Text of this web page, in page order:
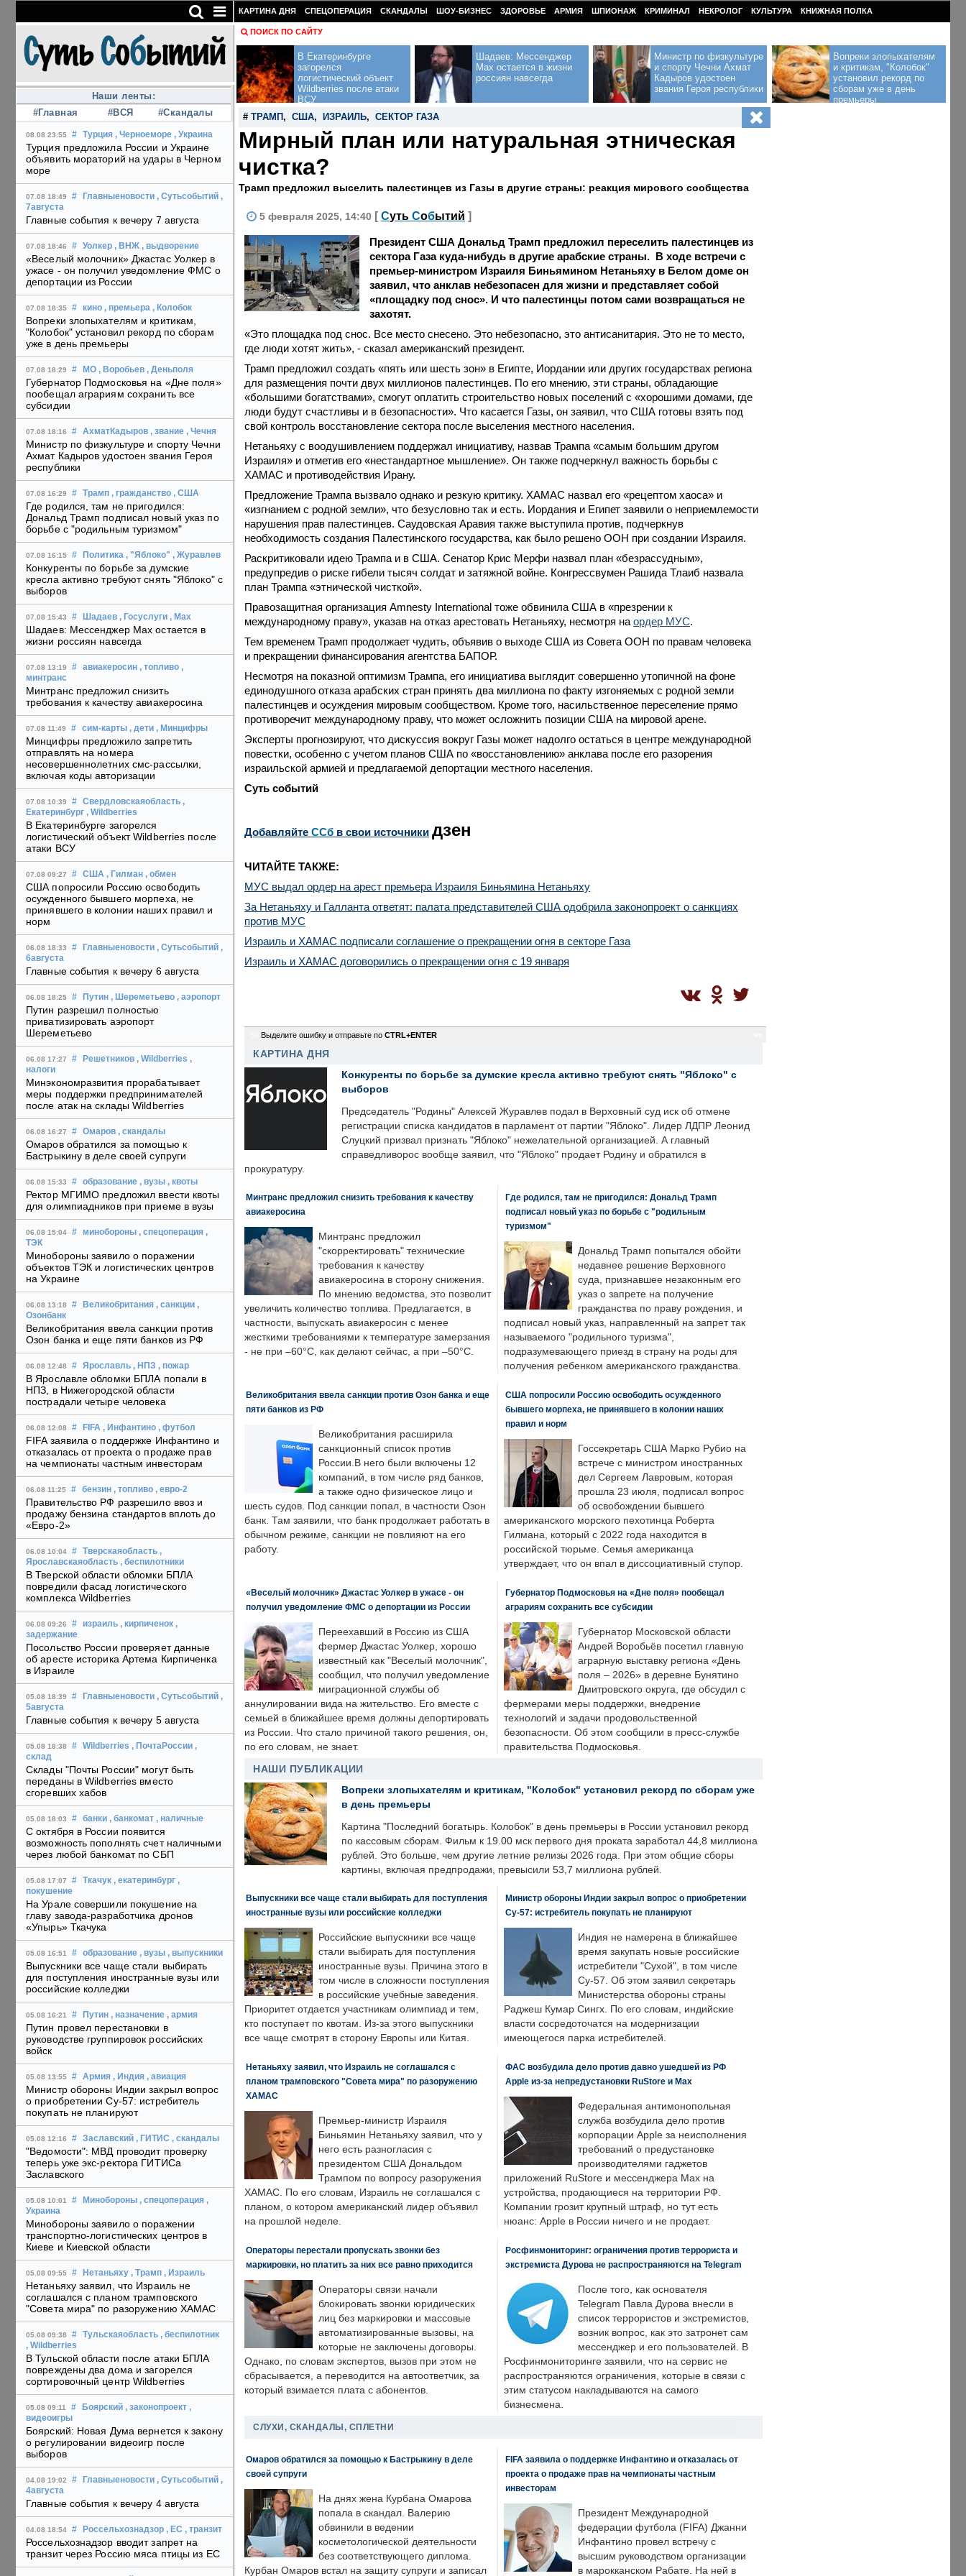
Наши ленты:
#Главная
#ВСЯ #Скандалы
08.08 23:55 # Турция , Черноеморе , Украина
Турция предложила России и Украине
объявить мораторий на удары в Черном
море
07.08 18:49 # Главныеновости , Сутьсобытий ,
7августа
Главные события к вечеру 7 августа
07.08 18:46 # Уолкер , ВНЖ , выдворение
«Веселый молочник» Джастас Уолкер в
ужасе - он получил уведомление ФМС о
депортации из России
07.08 18:35 # кино , премьера , Колобок
Вопреки злопыхателям и критикам,
"Колобок" установил рекорд по сборам
уже в день премьеры
07.08 18:29 # МО , Воробьев , Деньполя
Губернатор Подмосковья на «Дне поля»
пообещал аграриям сохранить все
субсидии
07.08 18:16 # АхматКадыров , звание , Чечня
Министр по физкультуре и спорту Чечни
Ахмат Кадыров удостоен звания Героя
республики
07.08 16:29 # Трамп , гражданство , США
Где родился, там не пригодился:
Дональд Трамп подписал новый указ по
борьбе с "родильным туризмом"
07.08 16:15 # Политика , "Яблоко" , Журавлев
Конкуренты по борьбе за думские
кресла активно требуют снять "Яблоко" с
выборов
07.08 15:43 # Шадаев , Госуслуги , Max
Шадаев: Мессенджер Max остается в
жизни россиян навсегда
07.08 13:19 # авиакеросин , топливо ,
минтранс
Минтранс предложил снизить
требования к качеству авиакеросина
07.08 11:49 # сим-карты , дети , Минцифры
Минцифры предложило запретить
отправлять на номера
несовершеннолетних смс-рассылки,
включая коды авторизации
07.08 10:39 # Свердловскаяобласть ,
Екатеринбург , Wildberries
В Екатеринбурге загорелся
логистический объект Wildberries после
атаки ВСУ
07.08 09:27 # США , Гилман , обмен
США попросили Россию освободить
осужденного бывшего морпеха, не
принявшего в колонии наших правил и
норм
06.08 18:33 # Главныеновости , Сутьсобытий ,
6августа
Главные события к вечеру 6 августа
06.08 18:25 # Путин , Шереметьево , аэропорт
Путин разрешил полностью
приватизировать аэропорт
Шереметьево
06.08 17:27 # Решетников , Wildberries ,
налоги
Минэкономразвития прорабатывает
меры поддержки предпринимателей
после атак на склады Wildberries
06.08 16:27 # Омаров , скандалы
Омаров обратился за помощью к
Бастрыкину в деле своей супруги
06.08 15:33 # образование , вузы , квоты
Ректор МГИМО предложил ввести квоты
для олимпиадников при приеме в вузы
06.08 15:04 # минобороны , спецоперация ,
ТЭК
Минобороны заявило о поражении
объектов ТЭК и логистических центров
на Украине
06.08 13:18 # Великобритания , санкции ,
Озонбанк
Великобритания ввела санкции против
Озон банка и еще пяти банков из РФ
06.08 12:48 # Ярославль , НПЗ , пожар
В Ярославле обломки БПЛА попали в
НПЗ, в Нижегородской области
пострадали четыре человека
06.08 12:08 # FIFA , Инфантино , футбол
FIFA заявила о поддержке Инфантино и
отказалась от проекта о продаже прав
на чемпионаты частным инвесторам
06.08 11:25 # бензин , топливо , евро-2
Правительство РФ разрешило ввоз и
продажу бензина стандартов вплоть до
«Евро-2»
06.08 10:04 # Тверскаяобласть ,
Ярославскаяобласть , беспилотники
В Тверской области обломки БПЛА
повредили фасад логистического
комплекса Wildberries
06.08 09:26 # израиль , кирпиченок ,
задержание
Посольство России проверяет данные
об аресте историка Артема Кирпиченка
в Израиле
05.08 18:39 # Главныеновости , Сутьсобытий ,
5августа
Главные события к вечеру 5 августа
05.08 18:38 # Wildberries , ПочтаРоссии ,
склад
Склады "Почты России" могут быть
переданы в Wildberries вместо
сгоревших хабов
05.08 18:03 # банки , банкомат , наличные
С октября в России появится
возможность пополнять счет наличными
через любой банкомат по СБП
05.08 17:07 # Ткачук , екатеринбург ,
покушение
На Урале совершили покушение на
главу завода-разработчика дронов
«Упырь» Ткачука
05.08 16:51 # образование , вузы , выпускники
Выпускники все чаще стали выбирать
для поступления иностранные вузы или
российские колледжи
05.08 16:21 # Путин , назначение , армия
Путин провел перестановки в
руководстве группировок российских
войск
05.08 13:55 # Армия , Индия , авиация
Министр обороны Индии закрыл вопрос
о приобретении Су-57: истребитель
покупать не планируют
05.08 12:16 # Заславский , ГИТИС , скандалы
"Ведомости": МВД проводит проверку
теперь уже экс-ректора ГИТИСа
Заславского
05.08 10:01 # Минобороны , спецоперация ,
Украина
Минобороны заявило о поражении
транспортно-логистических центров в
Киеве и Киевской области
05.08 09:55 # Нетаньяху , Трамп , Израиль
Нетаньяху заявил, что Израиль не
соглашался с планом трамповского
"Совета мира" по разоружению ХАМАС
05.08 09:38 # Тульскаяобласть , беспилотник
, Wildberries
В Тульской области после атаки БПЛА
повреждены два дома и загорелся
сортировочный центр Wildberries
05.08 09:11 # Боярский , законопроект ,
видеоигры
Боярский: Новая Дума вернется к закону
о регулировании видеоигр после
выборов
04.08 19:02 # Главныеновости , Сутьсобытий ,
4августа
Главные события к вечеру 4 августа
04.08 18:54 # Россельхознадзор , ЕС , транзит
Россельхознадзор вводит запрет на
транзит через Россию мяса птицы из ЕС
КАРТИНА ДНЯ СПЕЦОПЕРАЦИЯ СКАНДАЛЫ ШОУ-БИЗНЕС ЗДОРОВЬЕ АРМИЯ ШПИОНАЖ КРИМИНАЛ НЕКРОЛОГ КУЛЬТУРА КНИЖНАЯ ПОЛКА
ПОИСК ПО САЙТУ
В Екатеринбурге
загорелся
логистический объект
Wildberries после атаки
ВСУ
Шадаев: Мессенджер
Max остается в жизни
россиян навсегда
Министр по физкультуре
и спорту Чечни Ахмат
Кадыров удостоен
звания Героя республики
Вопреки злопыхателям
и критикам, "Колобок"
установил рекорд по
сборам уже в день
премьеры
# ТРАМП , США, ИЗРАИЛЬ, СЕКТОР ГАЗА
Мирный план или натуральная этническая
чистка?
Трамп предложил выселить палестинцев из Газы в другие страны: реакция мирового сообщества
5 февраля 2025, 14:40 [ Суть Событий ]
Президент США Дональд Трамп предложил переселить палестинцев из
сектора Газа куда-нибудь в другие арабские страны. В ходе встречи с
премьер-министром Израиля Биньямином Нетаньяху в Белом доме он
заявил, что анклав небезопасен для жизни и представляет собой
«площадку под снос». И что палестинцы потом сами возвращаться не
захотят.
«Это площадка под снос. Все место снесено. Это небезопасно, это антисанитария. Это не то место,
где люди хотят жить», - сказал американский президент.
Трамп предложил создать «пять или шесть зон» в Египте, Иордании или других государствах региона
для размещения почти двух миллионов палестинцев. По его мнению, эти страны, обладающие
«большими богатствами», смогут оплатить строительство новых поселений с «хорошими домами, где
люди будут счастливы и в безопасности». Что касается Газы, он заявил, что США готовы взять под
свой контроль восстановление сектора после выселения местного населения.
Нетаньяху с воодушивлением поддержал инициативу, назвав Трампа «самым большим другом
Израиля» и отметив его «нестандартное мышление». Он также подчеркнул важность борьбы с
ХАМАС и противодействия Ирану.
Предложение Трампа вызвало однако и резкую критику. ХАМАС назвал его «рецептом хаоса» и
«изгнанием с родной земли», что безусловно так и есть. Иордания и Египет заявили о неприемлемости
нарушения прав палестинцев. Саудовская Аравия также выступила против, подчеркнув
необходимость создания Палестинского государства, как было решено ООН при создании Израиля.
Раскритиковали идею Трампа и в США. Сенатор Крис Мерфи назвал план «безрассудным»,
предупредив о риске гибели тысяч солдат и затяжной войне. Конгрессвумен Рашида Тлаиб назвала
план Трампа «этнической чисткой».
Правозащитная организация Amnesty International тоже обвинила США в «презрении к
международному праву», указав на отказ арестовать Нетаньяху, несмотря на ордер МУС.
Тем временем Трамп продолжает чудить, объявив о выходе США из Совета ООН по правам человека
и прекращении финансирования агентства БАПОР.
Несмотря на показной оптимизм Трампа, его инициатива выглядит совершенно утопичной на фоне
единодушного отказа арабских стран принять два миллиона по факту изгоняемых с родной земли
палестинцев и осуждения мировым сообществом. Кроме того, насильственное переселение прямо
противоречит международному праву, что может осложнить позиции США на мировой арене.
Эксперты прогнозируют, что дискуссия вокруг Газы может надолго остаться в центре международной
повестки, особенно с учетом планов США по «восстановлению» анклава после его разорения
израильской армией и предлагаемой депортации местного населения.
Суть событий
Добавляйте CСб в свои источники дзен
ЧИТАЙТЕ ТАКЖЕ:
МУС выдал ордер на арест премьера Израиля Биньямина Нетаньяху
За Нетаньяху и Галланта ответят: палата представителей США одобрила законопроект о санкциях
против МУС
Израиль и ХАМАС подписали соглашение о прекращении огня в секторе Газа
Израиль и ХАМАС договорились о прекращении огня с 19 января
Выделите ошибку и отправьте по CTRL+ENTER
КАРТИНА ДНЯ
Конкуренты по борьбе за думские кресла активно требуют снять "Яблоко" с
выборов
Председатель "Родины" Алексей Журавлев подал в Верховный суд иск об отмене
регистрации списка кандидатов в парламент от партии "Яблоко". Лидер ЛДПР Леонид
Слуцкий призвал признать "Яблоко" нежелательной организацией. А главный
справедливорос вообще заявил, что "Яблоко" продает Родину и обратился в
прокуратуру.
Минтранс предложил снизить требования к качеству
авиакеросина
Минтранс предложил
"скорректировать" технические
требования к качеству
авиакеросина в сторону снижения.
По мнению ведомства, это позволит
увеличить количество топлива. Предлагается, в
частности, выпускать авиакеросин с менее
жесткими требованиями к температуре замерзания
- не при –60°C, как делают сейчас, а при –50°C.
Где родился, там не пригодился: Дональд Трамп
подписал новый указ по борьбе с "родильным
туризмом"
Дональд Трамп попытался обойти
недавнее решение Верховного
суда, признавшее незаконным его
указ о запрете на получение
гражданства по праву рождения, и
подписал новый указ, направленный на запрет так
называемого "родильного туризма",
подразумевающего приезд в страну на роды для
получения ребенком американского гражданства.
Великобритания ввела санкции против Озон банка и еще
пяти банков из РФ
Великобритания расширила
санкционный список против
России.В него были включены 12
компаний, в том числе ряд банков,
а также одно физическое лицо и
шесть судов. Под санкции попал, в частности Озон
банк. Там заявили, что банк продолжает работать в
обычном режиме, санкции не повлияют на его
работу.
США попросили Россию освободить осужденного
бывшего морпеха, не принявшего в колонии наших
правил и норм
Госсекретарь США Марко Рубио на
встрече с министром иностранных
дел Сергеем Лавровым, которая
прошла 23 июля, подписал вопрос
об освобождении бывшего
американского морского пехотинца Роберта
Гилмана, который с 2022 года находится в
российской тюрьме. Семья американца
утверждает, что он впал в диссоциативный ступор.
«Веселый молочник» Джастас Уолкер в ужасе - он
получил уведомление ФМС о депортации из России
Переехавший в Россию из США
фермер Джастас Уолкер, хорошо
известный как "Веселый молочник",
сообщил, что получил уведомление
миграционной службы об
аннулировании вида на жительство. Его вместе с
семьей в ближайшее время должны депортировать
из России. Что стало причиной такого решения, он,
по его словам, не знает.
Губернатор Подмосковья на «Дне поля» пообещал
аграриям сохранить все субсидии
Губернатор Московской области
Андрей Воробьёв посетил главную
аграрную выставку региона «День
поля – 2026» в деревне Бунятино
Дмитровского округа, где обсудил с
фермерами меры поддержки, внедрение
технологий и задачи продовольственной
безопасности. Об этом сообщили в пресс-службе
правительства Подмосковья.
НАШИ ПУБЛИКАЦИИ
Вопреки злопыхателям и критикам, "Колобок" установил рекорд по сборам уже
в день премьеры
Картина "Последний богатырь. Колобок" в день премьеры в России установил рекорд
по кассовым сборам. Фильм к 19.00 мск первого дня проката заработал 44,8 миллиона
рублей. Это больше, чем другие летние релизы 2026 года. При этом общие сборы
картины, включая предпродажи, превысили 53,7 миллиона рублей.
Выпускники все чаще стали выбирать для поступления
иностранные вузы или российские колледжи
Российские выпускники все чаще
стали выбирать для поступления
иностранные вузы. Причина этого в
том числе в сложности поступления
в российские учебные заведения.
Приоритет отдается участникам олимпиад и тем,
кто поступает по квотам. Из-за этого выпускники
все чаще смотрят в сторону Европы или Китая.
Министр обороны Индии закрыл вопрос о приобретении
Су-57: истребитель покупать не планируют
Индия не намерена в ближайшее
время закупать новые российские
истребители "Сухой", в том числе
Су-57. Об этом заявил секретарь
Министерства обороны страны
Раджеш Кумар Сингх. По его словам, индийские
власти сосредоточатся на модернизации
имеющегося парка истребителей.
Нетаньяху заявил, что Израиль не соглашался с
планом трамповского "Совета мира" по разоружению
ХАМАС
Премьер-министр Израиля
Биньямин Нетаньяху заявил, что у
него есть разногласия с
президентом США Дональдом
Трампом по вопросу разоружения
ХАМАС. По его словам, Израиль не соглашался с
планом, о котором американский лидер объявил
на прошлой неделе.
ФАС возбудила дело против давно ушедшей из РФ
Apple из-за непредустановки RuStore и Max
Федеральная антимонопольная
служба возбудила дело против
корпорации Apple за неисполнения
требований о предустановке
производителями гаджетов
приложений RuStore и мессенджера Max на
устройства, продающиеся на территории РФ.
Компании грозит крупный штраф, но тут есть
нюанс: Apple в России ничего и не продает.
Операторы перестали пропускать звонки без
маркировки, но платить за них все равно приходится
Операторы связи начали
блокировать звонки юридических
лиц без маркировки и массовые
автоматизированные вызовы, на
которые не заключены договоры.
Однако, по словам экспертов, вызов при этом не
сбрасывается, а переводится на автоответчик, за
который взимается плата с абонентов.
Росфинмониторинг: ограничения против террориста и
экстремиста Дурова не распространяются на Telegram
После того, как основателя
Telegram Павла Дурова внесли в
список террористов и экстремистов,
возник вопрос, как это затронет сам
мессенджер и его пользователей. В
Росфинмониторинге заявили, что на сервис не
распространяются ограничения, которые в связи с
этим статусом накладываются на самого
бизнесмена.
СЛУХИ, СКАНДАЛЫ, СПЛЕТНИ
Омаров обратился за помощью к Бастрыкину в деле
своей супруги
На днях жена Курбана Омарова
попала в скандал. Валерию
обвинили в ведении
косметологической деятельности
без соответствующего диплома.
Курбан Омаров встал на защиту супруги и записал
FIFA заявила о поддержке Инфантино и отказалась от
проекта о продаже прав на чемпионаты частным
инвесторам
Президент Международной
федерации футбола (FIFA) Джанни
Инфантино провел встречу с
высшим руководством организации
в марокканском Рабате. На ней в